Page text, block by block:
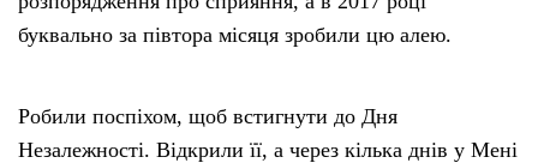
буквально за півтора місяця зробили цю алею.
Робили поспіхом, щоб встигнути до Дня
Незалежності. Відкрили її, а через кілька днів у Мені